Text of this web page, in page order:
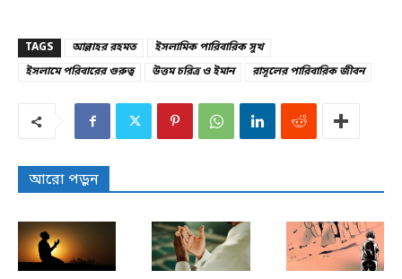
TAGS আল্লাহর রহমত
ইসলামিক পারিবারিক সুখ
ইসলামে পরিবারের গুরুত্ব
উত্তম চরিত্র ও ইমান রাসূলের পারিবারিক জীবন
আরো পড়ুন